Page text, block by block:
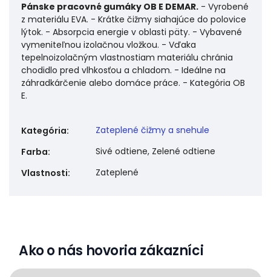
Pánske pracovné gumáky OB E DEMAR. - Vyrobené
z materiálu EVA. - Krátke čižmy siahajúce do polovice
lýtok. - Absorpcia energie v oblasti päty. - Vybavené
vymeniteľnou izolačnou vložkou. - Vďaka
tepelnoizolačným vlastnostiam materiálu chránia
chodidlo pred vlhkosťou a chladom. - Ideálne na
záhradkárčenie alebo domáce práce. - Kategória OB
E.
Kategória:
Zateplené čižmy a snehule
Farba:
Sivé odtiene, Zelené odtiene
Vlastnosti: Zateplené
Ako o nás hovoria zákazníci